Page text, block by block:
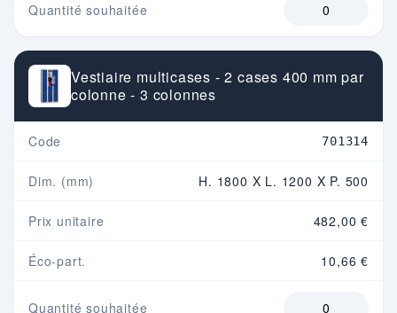
Quantité souhaitée
Vestiaire multicases - 2 cases 400 mm par
colonne - 3 colonnes
Code 701314
Dim. (mm) H. 1800 X L. 1200 X P. 500
Prix unitaire 482,00 €
Éco-part. 10,66 €
Quantité souhaitée